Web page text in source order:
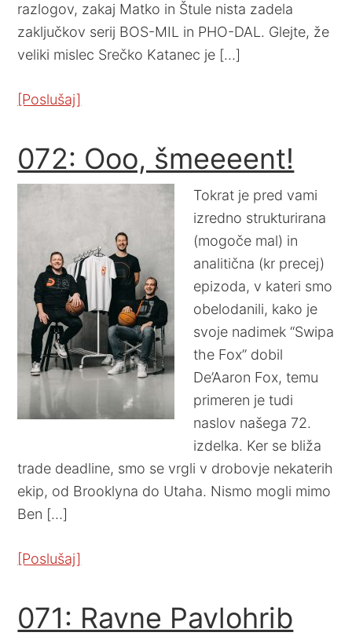
razlogov, zakaj Matko in Štule nista zadela
zaključkov serij BOS-MIL in PHO-DAL. Glejte, že
veliki mislec Srečko Katanec je […]
[Poslušaj]
072: Ooo, šmeeeent!
Tokrat je pred vami
izredno strukturirana
(mogoče mal) in
analitična (kr precej)
epizoda, v kateri smo
obelodanili, kako je
svoje nadimek “Swipa
the Fox” dobil
De’Aaron Fox, temu
primeren je tudi
naslov našega 72.
izdelka. Ker se bliža
trade deadline, smo se vrgli v drobovje nekaterih
ekip, od Brooklyna do Utaha. Nismo mogli mimo
Ben […]
[Poslušaj]
071: Ravne Pavlohrib